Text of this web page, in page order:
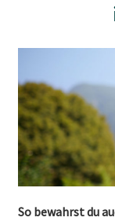
So bewahrst du